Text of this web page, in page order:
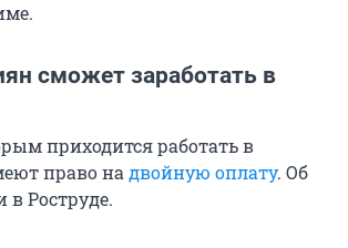
сможет заработать в
приходится работать в
право надвойную оплату. Об
в Роструде.